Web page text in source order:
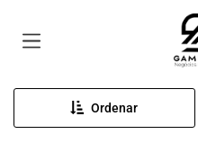
Ordenar